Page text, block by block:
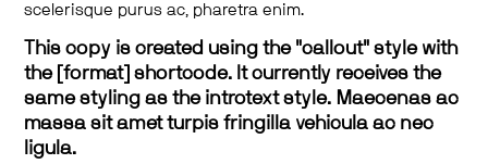
scelerisque purus ac, pharetra enim.
This copy is created using the "callout" style with
the [format] shortcode. It currently receives the
same styling as the introtext style. Maecenas ac
massa sit amet turpis fringilla vehicula ac nec
ligula.